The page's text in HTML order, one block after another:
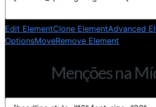
Edit ElementClone ElementAdvanced
OptionsMoveRemove Element
Menções na